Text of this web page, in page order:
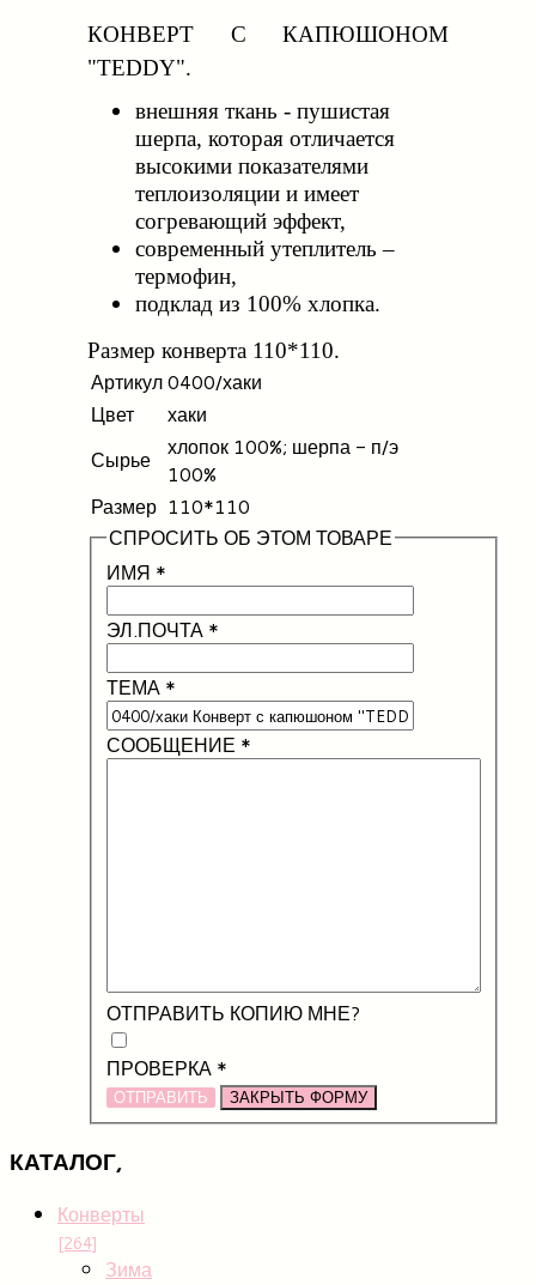
КОНВЕРТ С КАПЮШОНОМ
"TEDDY".
внешняя ткань - пушистая
шерпа, которая отличается
высокими показателями
теплоизоляции и имеет
согревающий эффект,
современный утеплитель –
термофин,
подклад из 100% хлопка.
Размер конверта 110*110.
Артикул0400/хаки
Цвет
хаки
Сырье
хлопок 100%; шерпа - п/э
100%
Размер 110*110
СПРОСИТЬ ОБ ЭТОМ ТОВАРЕ
ИМЯ *
ЭЛ.ПОЧТА*
ТЕМА*
СООБЩЕНИЕ *
ОТПРАВИТЬ КОПИЮ МНЕ?
ПРОВЕРКА*
ОТПРАВИТЬ ЗАКРЫТЬ ФОРМУ
КАТАЛОГ,
Конверты
[264]
Зима